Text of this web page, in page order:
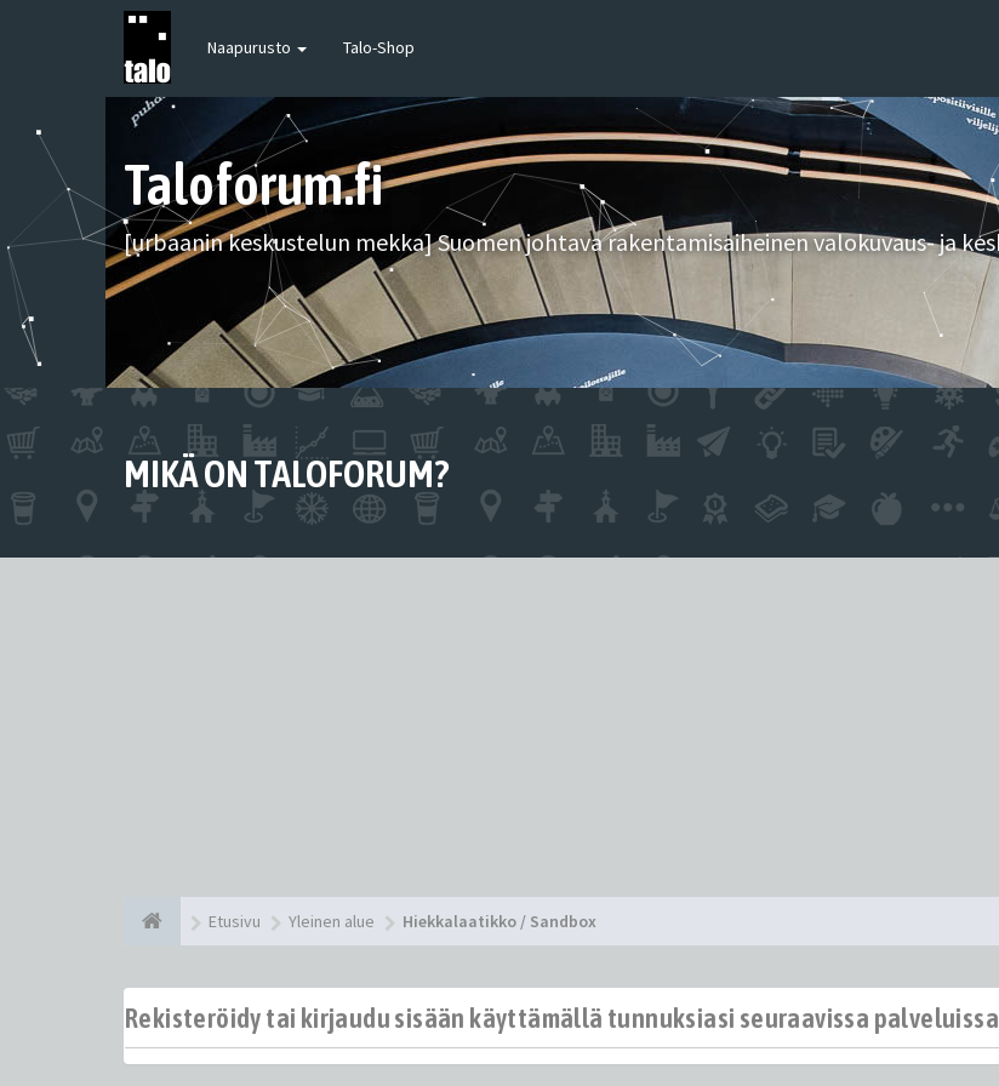
Naapurusto Talo-Shop
Taloforum.fi
[urbaanin keskustelun mekka] Suomen johtava rakentamisaiheinen valokuvaus- ja
MIKÄ ON TALOFORUM?
Etusivu Yleinen alue Hiekkalaatikko / Sandbox
Rekisteröidy tai kirjaudu sisään käyttämällä tunnuksiasi seuraavissa